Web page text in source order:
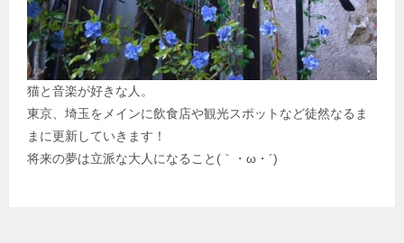
猫と音楽が好きな人。
東京、埼玉をメインに飲食店や観光スポットなど徒然なるま
まに更新していきます！
将来の夢は立派な大人になること(｀・ω・´)